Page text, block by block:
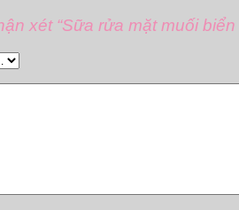
xét “Sữa rửa mặt muối